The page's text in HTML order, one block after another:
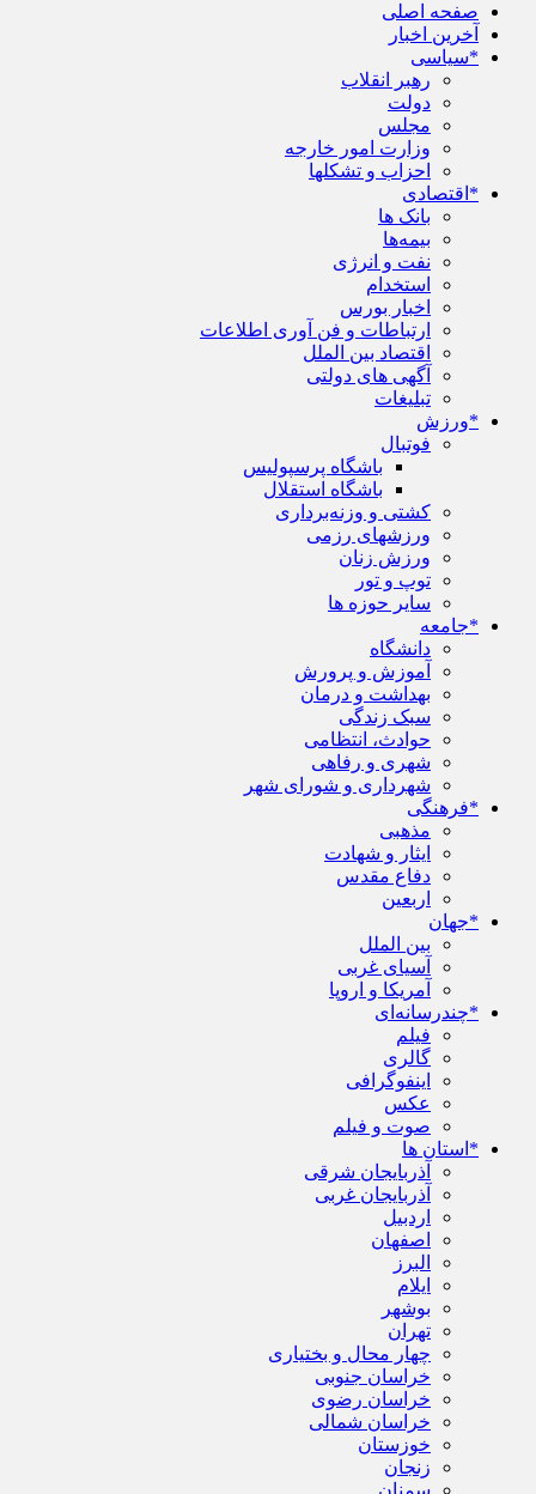
صفحه اصلی
آخرین اخبار
*سیاسی
رهبر انقلاب
دولت
مجلس
وزارت امور خارجه
احزاب و تشکلها
*اقتصادی
بانک ها
بیمه‌ها
نفت و انرژی
استخدام
اخبار بورس
ارتباطات و فن آوری اطلاعات
اقتصاد بین الملل
آگهی های دولتی
تبلیغات
*ورزش
فوتبال
باشگاه پرسپولیس
باشگاه استقلال
کشتی و وزنه‌برداری
ورزشهای رزمی
ورزش زنان
توپ و تور
سایر حوزه ها
*جامعه
دانشگاه
آموزش و پرورش
بهداشت و درمان
سبک زندگی
حوادث، انتظامی
شهری و رفاهی
شهرداری و شورای شهر
*فرهنگی
مذهبی
ایثار و شهادت
دفاع مقدس
اربعین
*جهان
بین الملل
آسیای غربی
آمریکا و اروپا
*چندرسانه‌ای
فیلم
گالری
اینفوگرافی
عکس
صوت و فیلم
*استان ها
آذربایجان شرقی
آذربایجان غربی
اردبیل
اصفهان
البرز
ایلام
بوشهر
تهران
چهار محال و بختیاری
خراسان جنوبی
خراسان رضوی
خراسان شمالی
خوزستان
زنجان